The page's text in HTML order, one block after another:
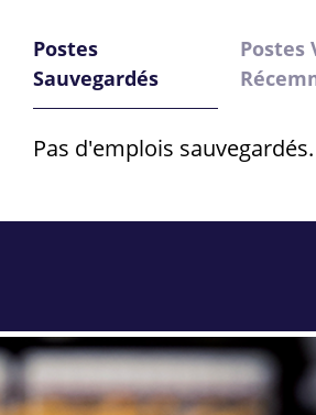
Postes
Sauvegardés
Postes
Pas d'emplois sauvegardés.